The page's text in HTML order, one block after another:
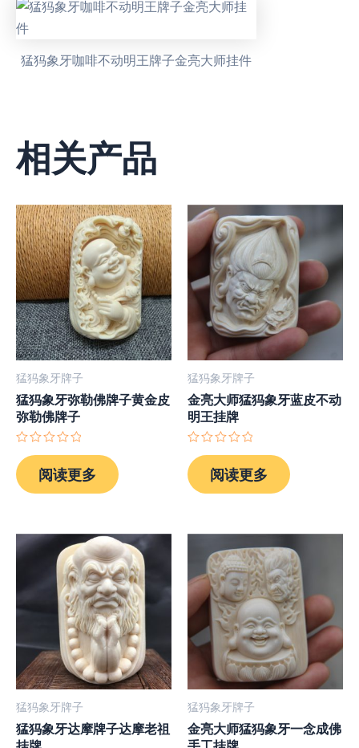
猛犸象牙咖啡不动明王牌子金亮大师挂件
相关产品
猛犸象牙牌子
猛犸象牙弥勒佛牌子黄金皮
弥勒佛牌子
评
分
0
&sol;
阅读更多
猛犸象牙牌子
金亮大师猛犸象牙蓝皮不动
明王挂牌
评
分
0
&sol;
阅读更多
猛犸象牙牌子
猛犸象牙达摩牌子达摩老祖
猛犸象牙牌子
金亮大师猛犸象牙一念成佛